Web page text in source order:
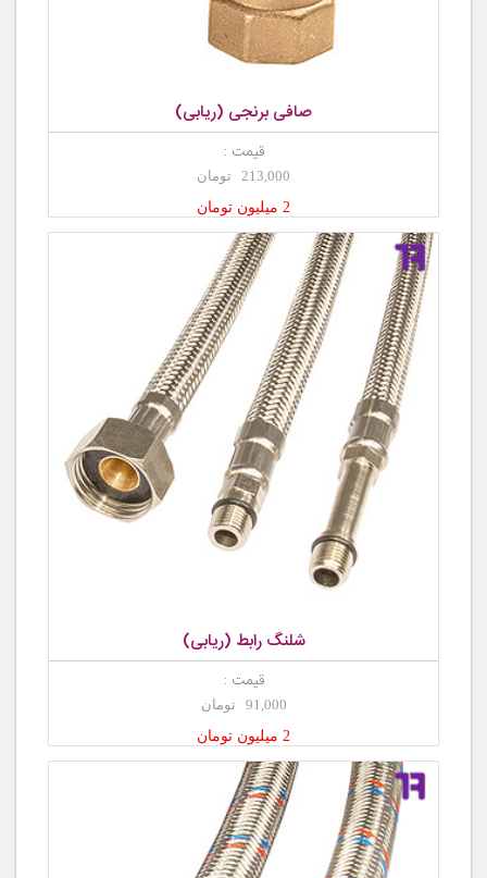
صافی برنجی (ریابی)
قیمت :
213,000 تومان
2 میلیون تومان
شلنگ رابط (ریابی)
قیمت :
91,000 تومان
2 میلیون تومان